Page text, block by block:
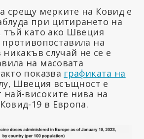
срещу мерките на Ковид е
при цитирането на
тъй като ако Швеция
противопоставила на
никакъв случай не се е
на масовата
показва графиката на
Швеция всъщност е
най-високите нива на
19 в Европа.